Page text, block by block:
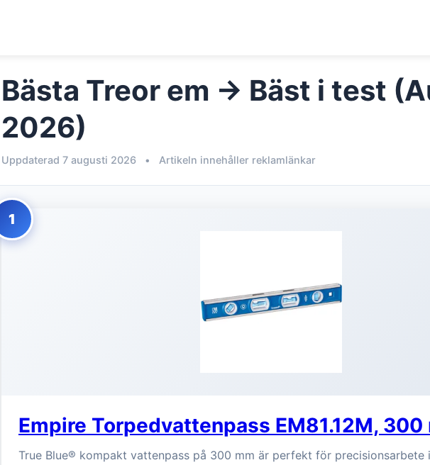
Bästa Treor em → Bäst i test
2026)
Uppdaterad 7 augusti 2026 • Artikeln innehåller reklamlänkar
1
Empire Torpedvattenpass EM81.12M, 300
True Blue® kompakt vattenpass på 300 mm är perfekt för precisionsarbete